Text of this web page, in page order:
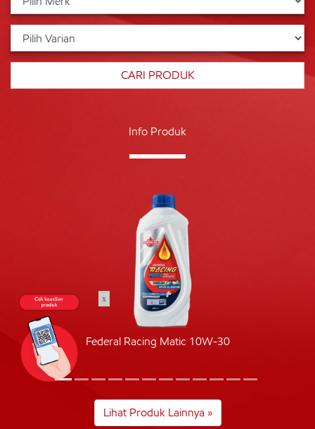
Info Produk
Federal Racing Matic 10W-30
Lihat Produk Lainnya »
x